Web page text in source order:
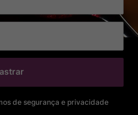
de segurança e privacidade